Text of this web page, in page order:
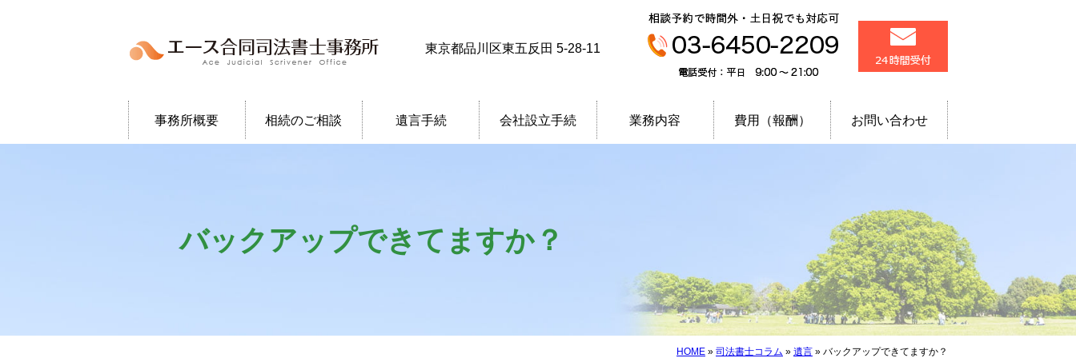
東京都品川区東五反田 5-28-11
事務所概要 相続のご相談 遺言手続 会社設立手続 業務内容 費用（報酬） お問い合わせ
バックアップできてますか？
HOME » 司法書士コラム » 遺言 » バックアップできてますか？